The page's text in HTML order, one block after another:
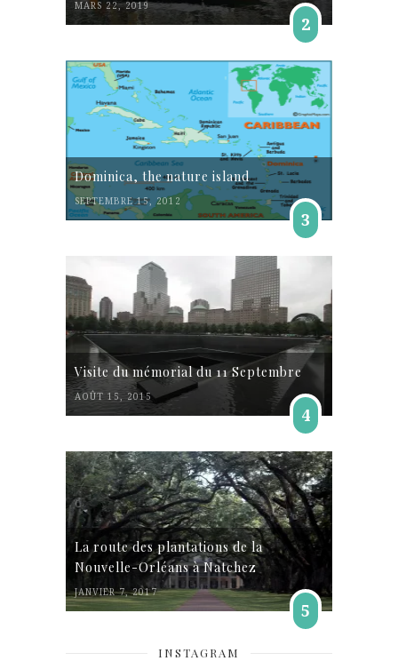
MARS 22, 2019
2
Dominica, the nature island
SEPTEMBRE 15, 2012
3
Visite du mémorial du 11 Septembre
AOÛT 15, 2015
4
La route des plantations de la
Nouvelle-Orléans à Natchez
JANVIER 7, 2017
5
INSTAGRAM